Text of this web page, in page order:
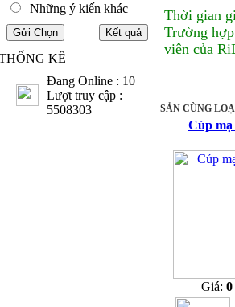
Những ý kiến khác
KÊ
Đang Online : 10
Lượt truy cập :
5508303
Thời gian
Trường
viên của
SẢN CÙNG
Cúp mạ
Giá: